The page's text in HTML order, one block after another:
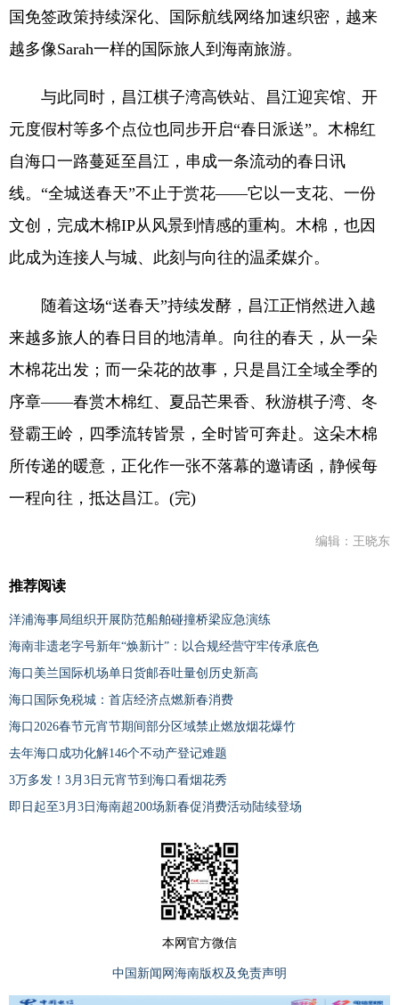
国免签政策持续深化、国际航线网络加速织密，越来
越多像Sarah一样的国际旅人到海南旅游。
与此同时，昌江棋子湾高铁站、昌江迎宾馆、开
元度假村等多个点位也同步开启“春日派送”。木棉红
自海口一路蔓延至昌江，串成一条流动的春日讯
线。“全城送春天”不止于赏花——它以一支花、一份
文创，完成木棉IP从风景到情感的重构。木棉，也因
此成为连接人与城、此刻与向往的温柔媒介。
随着这场“送春天”持续发酵，昌江正悄然进入越
来越多旅人的春日目的地清单。向往的春天，从一朵
木棉花出发；而一朵花的故事，只是昌江全域全季的
序章——春赏木棉红、夏品芒果香、秋游棋子湾、冬
登霸王岭，四季流转皆景，全时皆可奔赴。这朵木棉
所传递的暖意，正化作一张不落幕的邀请函，静候每
一程向往，抵达昌江。(完)
编辑：王晓东
推荐阅读
洋浦海事局组织开展防范船舶碰撞桥梁应急演练
海南非遗老字号新年“焕新计”：以合规经营守牢传承底色
海口美兰国际机场单日货邮吞吐量创历史新高
海口国际免税城：首店经济点燃新春消费
海口2026春节元宵节期间部分区域禁止燃放烟花爆竹
去年海口成功化解146个不动产登记难题
3万多发！3月3日元宵节到海口看烟花秀
即日起至3月3日海南超200场新春促消费活动陆续登场
本网官方微信
中国新闻网海南版权及免责声明